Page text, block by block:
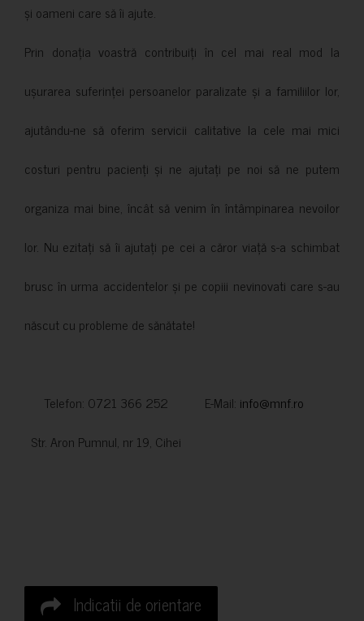
și oameni care să îi ajute.
Prin donația voastră contribuiți în cel mai real mod la
ușurarea suferinței persoanelor paralizate și a familiilor lor,
ajutându-ne să oferim servicii calitative la cele mai mici
costuri pentru pacienți și ne ajutați pe noi să ne putem
organiza mai bine, încât să venim în întâmpinarea nevoilor
lor. Nu ezitați să îi ajutați pe cei a căror viață s-a schimbat
brusc în urma accidentelor și pe copiii nevinovati care s-au
născut cu probleme de sănătate!
Telefon: 0721 366 252 E-Mail: info@mnf.ro
Str. Aron Pumnul, nr 19, Cihei
Indicatii de orientare